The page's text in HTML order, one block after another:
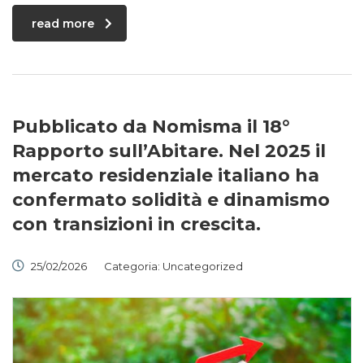
read more
Pubblicato da Nomisma il 18°
Rapporto sull’Abitare. Nel 2025 il
mercato residenziale italiano ha
confermato solidità e dinamismo
con transizioni in crescita.
25/02/2026 Categoria: Uncategorized